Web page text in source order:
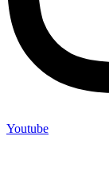
Youtube